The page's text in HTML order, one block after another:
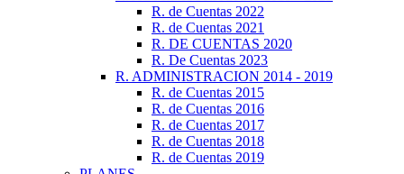
R. de Cuentas 2022
R. de Cuentas 2021
R. DE CUENTAS 2020
R. De Cuentas 2023
R. ADMINISTRACION 2014 - 2019
R. de Cuentas 2015
R. de Cuentas 2016
R. de Cuentas 2017
R. de Cuentas 2018
R. de Cuentas 2019